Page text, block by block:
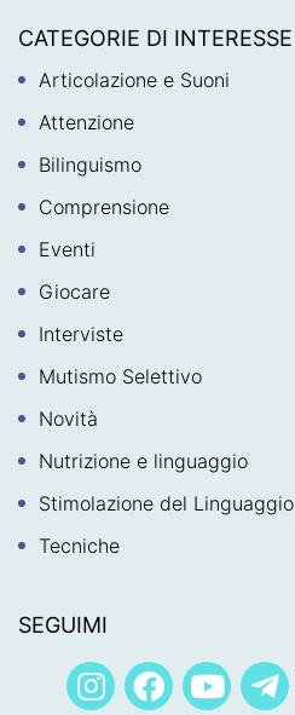
CATEGORIE DI INTERESSE
Articolazione e Suoni
Attenzione
Bilinguismo
Comprensione
Eventi
Giocare
Interviste
Mutismo Selettivo
Novità
Nutrizione e linguaggio
Stimolazione del Linguaggio
Tecniche
SEGUIMI